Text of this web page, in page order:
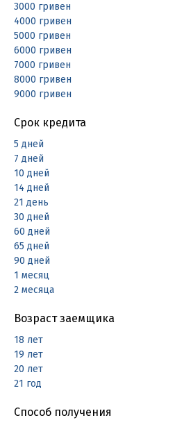
3000 гривен
4000 гривен
5000 гривен
6000 гривен
7000 гривен
8000 гривен
9000 гривен
Срок кредита
5 дней
7 дней
10 дней
14 дней
21 день
30 дней
60 дней
65 дней
90 дней
1 месяц
2 месяца
Возраст заемщика
18 лет
19 лет
20 лет
21 год
Способ получения